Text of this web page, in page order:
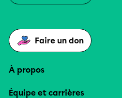
Faire un don
À propos
Équipe et carrières